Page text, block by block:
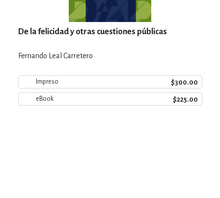
De la felicidad y otras cuestiones públicas
Fernando Leal Carretero
Impreso $300.00
eBook $225.00